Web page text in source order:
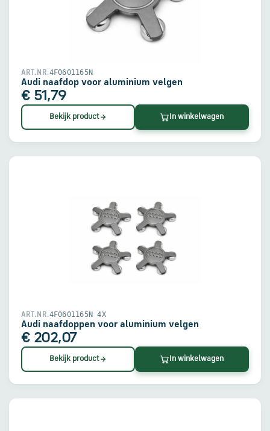
ART.NR.4F0601165N
Audi naafdop voor aluminium velgen
€ 51,79
Bekijk product In winkelwagen
ART.NR.4F0601165N 4X
Audi naafdoppen voor aluminium velgen
€ 202,07
Bekijk product In winkelwagen